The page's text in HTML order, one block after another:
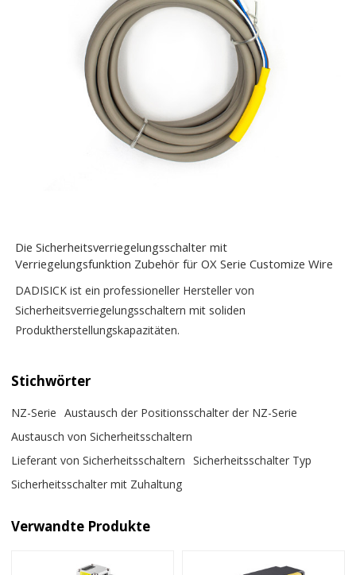
Die Sicherheitsverriegelungsschalter mit
Verriegelungsfunktion Zubehör für OX Serie Customize Wire
DADISICK ist ein professioneller Hersteller von
Sicherheitsverriegelungsschaltern mit soliden
Produktherstellungskapazitäten.
Stichwörter
NZ-Serie
Austausch der Positionsschalter der NZ-Serie
Austausch von Sicherheitsschaltern
Lieferant von Sicherheitsschaltern
Sicherheitsschalter Typ
Sicherheitsschalter mit Zuhaltung
Verwandte Produkte